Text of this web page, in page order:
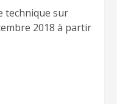
technique sur
2018 à partir